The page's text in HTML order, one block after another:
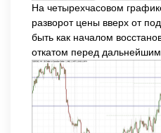
На четырехчасовом
разворот цены вверх от
быть как началом
откатом перед